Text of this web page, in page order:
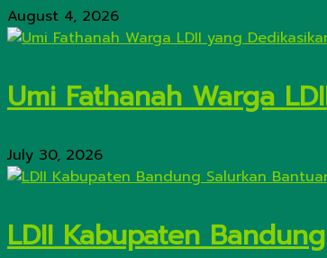
August 4, 2026
Umi Fathanah Warga
July 30, 2026
LDII Kabupaten